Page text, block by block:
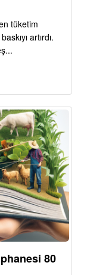
tüketim
artırdı.
80